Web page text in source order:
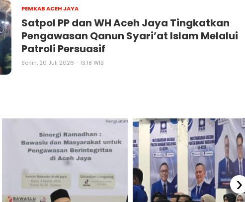
PEMKAB ACEH JAYA
Satpol PP dan WH Aceh Jaya Tingkatkan
Pengawasan Qanun Syari’at Islam Melalui
Patroli Persuasif
Senin, 20 Juli 2026 - 13:18 WIB
›